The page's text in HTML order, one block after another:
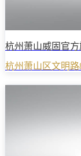
杭州萧山威固官方
杭州萧山区文明路